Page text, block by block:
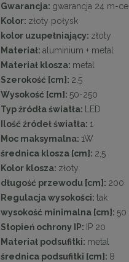
Gwarancja: gwarancja 24 m-ce
Kolor: złoty połysk
kolor uzupełniający: złoty
Materiał: aluminium + metal
Materiał klosza: metal
Szerokość [cm]: 2,5
Wysokość [cm]: 50-250
Typ źródła światła:
LED
Ilość źródeł światła: 1
Moc maksymalna: 1W
średnica klosza [cm]: 2,5
Kolor klosza: złoty
długość przewodu [cm]: 200
Regulacja wysokości: tak
wysokość minimalna [cm]: 50
Stopień ochrony IP: IP 20
Materiał podsufitki: metal
średnica podsufitki [cm]: 8